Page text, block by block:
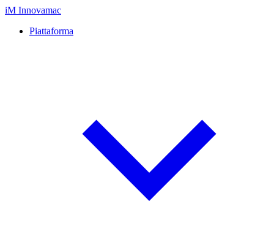
iM Innovamac
Piattaforma